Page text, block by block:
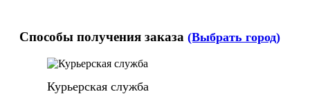
Способы получения заказа (Выбрать город)
Курьерская служба